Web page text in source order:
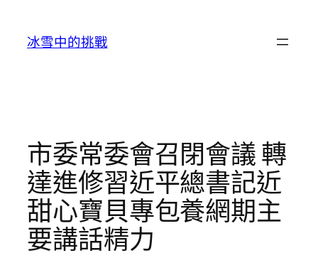
冰雪中的挑戰
市委常委會召閉會議 轉
達進修習近平總書記近
甜心寶貝專包養網期主
要講話精力